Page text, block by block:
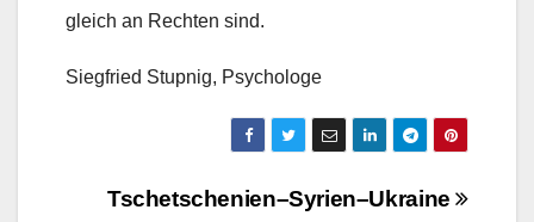
gleich an Rechten sind.
Siegfried Stupnig, Psychologe
Beitragsnavigation
Tschetschenien–Syrien–Ukraine